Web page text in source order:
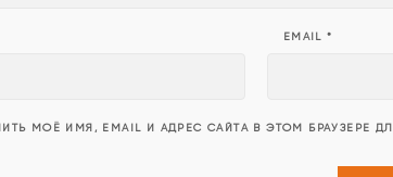
EMAIL*
МОЁ ИМЯ, EMAIL И АДРЕС САЙТА В ЭТОМ БРАУЗЕРЕ